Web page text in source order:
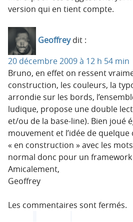
version qui en tient compte.
Geoffrey dit :
20 décembre 2009 à 12 h 54 min
Bruno, en effet on ressent
construction, les couleurs, la
arrondie sur les bords,
ludique, propose une double
et/ou de la base-line). Bien joué
mouvement et l’idée de
« en construction » avec les
normal donc pour un framework
Amicalement,
Geoffrey
Les commentaires sont fermés.